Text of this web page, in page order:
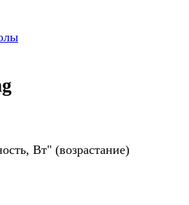
Вт" (возрастание)